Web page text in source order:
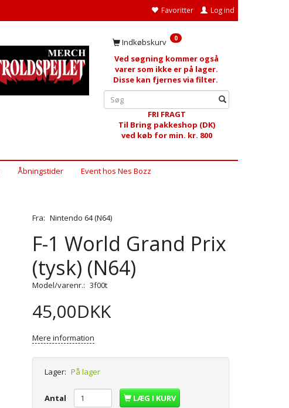
Favoritter Log ind
Indkøbskurv 0
Ved søgning kommer også
varer som ikke er på lager.
Disse kan fjernes via filter.
FRI FRAGT
Til Bring pakkeshop (DK)
ved køb for min. kr. 800
Åbningstider Event hos Nes Bozz
Fra: Nintendo 64 (N64)
F-1 World Grand Prix
(tysk) (N64)
Model/varenr.: 3f00t
45,00DKK
Mere information
Lager: På lager
Antal LÆG I KURV